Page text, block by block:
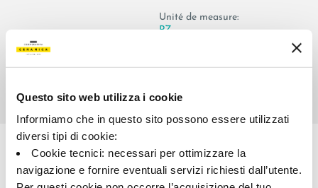
Questo sito web utilizza i cookie
Informiamo che in questo sito possono essere utilizzati
diversi tipi di cookie:
Cookie tecnici: necessari per ottimizzare la
navigazione e fornire eventuali servizi richiesti dall’utente.
Unité de measure:
PZ
Share: